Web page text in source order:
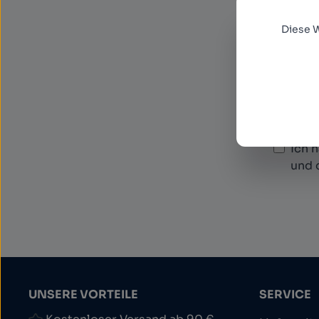
Diese
Ich
und
UNSERE VORTEILE
SERVICE
Diese